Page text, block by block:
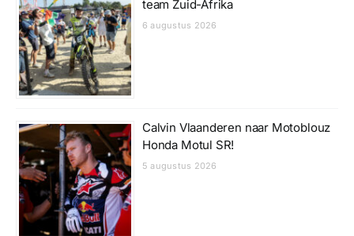
team Zuid-Afrika
6 augustus 2026
Calvin Vlaanderen naar Motoblouz
Honda Motul SR!
5 augustus 2026